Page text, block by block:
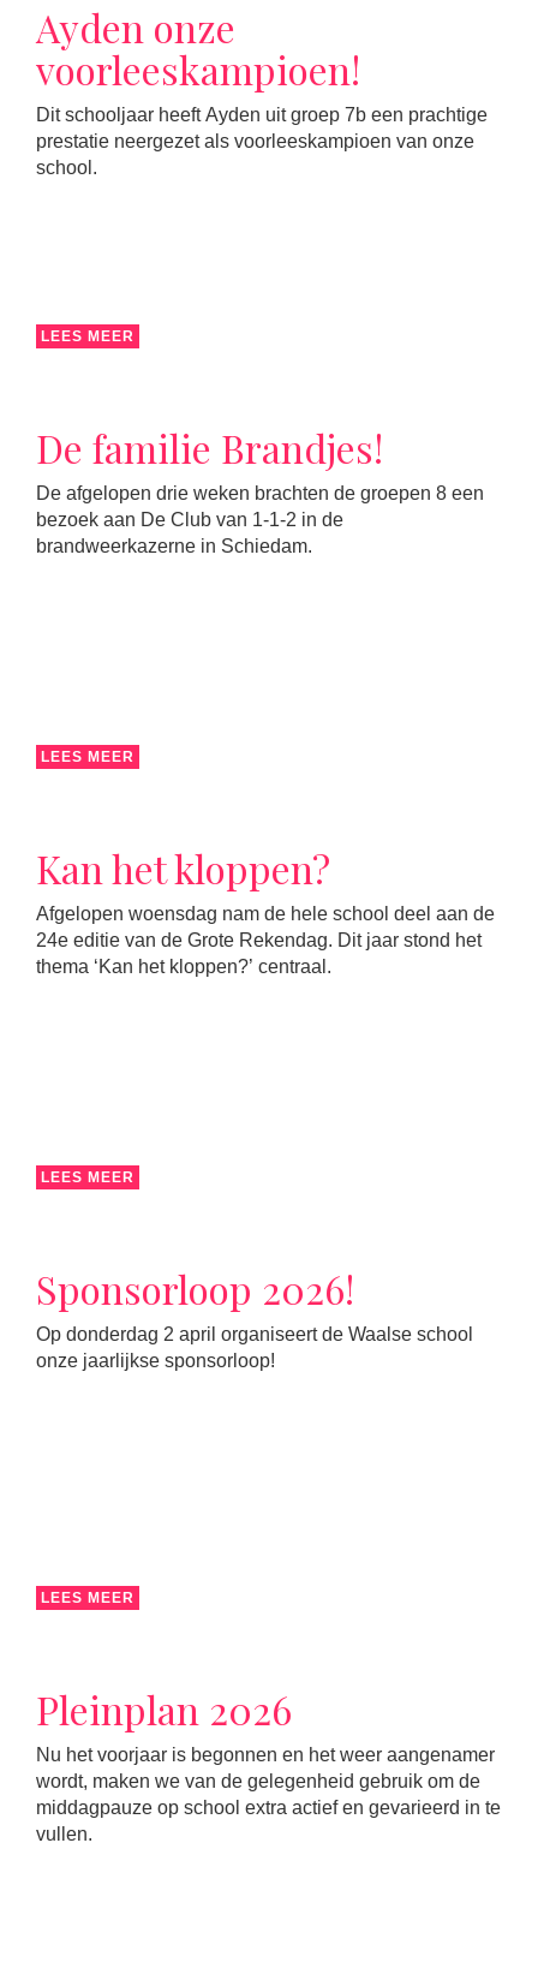
Ayden onze
voorleeskampioen!
Dit schooljaar heeft Ayden uit groep 7b een prachtige
prestatie neergezet als voorleeskampioen van onze
school.
LEES MEER
De familie Brandjes!
De afgelopen drie weken brachten de groepen 8 een
bezoek aan De Club van 1-1-2 in de
brandweerkazerne in Schiedam.
LEES MEER
Kan het kloppen?
Afgelopen woensdag nam de hele school deel aan de
24e editie van de Grote Rekendag. Dit jaar stond het
thema ‘Kan het kloppen?’ centraal.
LEES MEER
Sponsorloop 2026!
Op donderdag 2 april organiseert de Waalse school
onze jaarlijkse sponsorloop!
LEES MEER
Pleinplan 2026
Nu het voorjaar is begonnen en het weer aangenamer
wordt, maken we van de gelegenheid gebruik om de
middagpauze op school extra actief en gevarieerd in te
vullen.